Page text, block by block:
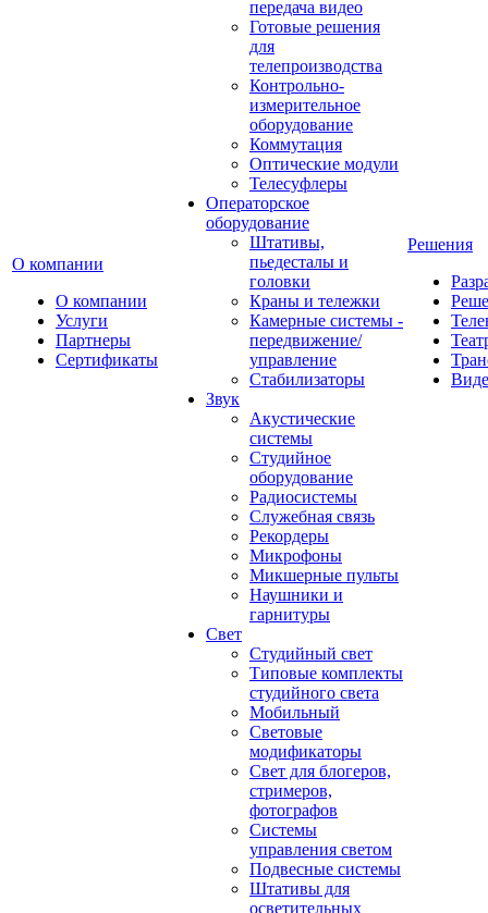
О компании
О компании
Услуги
Партнеры
Сертификаты
передача видео
Готовые решения
для
телепроизводства
Контрольно-
измерительное
оборудование
Коммутация
Оптические модули
Телесуфлеры
Операторское
оборудование
Штативы,
пьедесталы и
головки
Краны и тележки
Камерные системы -
передвижение/
управление
Стабилизаторы
Звук
Акустические
системы
Студийное
оборудование
Радиосистемы
Служебная связь
Рекордеры
Микрофоны
Микшерные пульты
Наушники и
гарнитуры
Свет
Студийный свет
Типовые комплекты
студийного света
Мобильный
Световые
модификаторы
Свет для блогеров,
стримеров,
фотографов
Системы
управления светом
Подвесные системы
Штативы для
осветительных
Решения